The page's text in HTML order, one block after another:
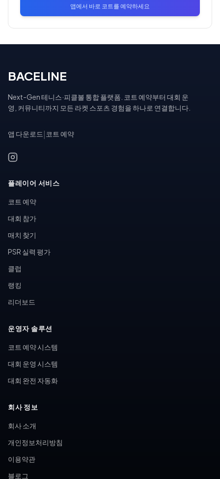
앱에서 바로 코트를 예약하세요
BACELINE
Next-Gen 테니스·피클볼 통합 플랫폼. 코트 예약부터 대회 운
영, 커뮤니티까지 모든 라켓 스포츠 경험을 하나로 연결합니다.
앱 다운로드 코트 예약
플레이어 서비스
코트 예약
대회 참가
매치 찾기
PSR 실력 평가
클럽
랭킹
리더보드
운영자 솔루션
코트 예약 시스템
대회 운영 시스템
대회 완전 자동화
회사 정보
회사 소개
개인정보처리방침
이용약관
블로그